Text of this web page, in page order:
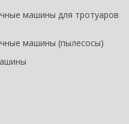
машины для тротуаров
машины (пылесосы)